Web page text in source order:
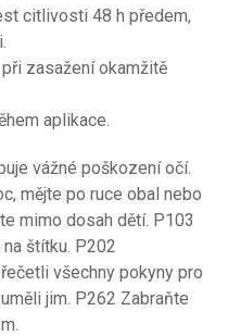
citlivosti 48 h předem,
zasažení okamžitě
aplikace.
vážné poškození očí.
mějte po ruce obal nebo
mimo dosah dětí. P103
štítku. P202
všechny pokyny pro
jim. P262 Zabraňte